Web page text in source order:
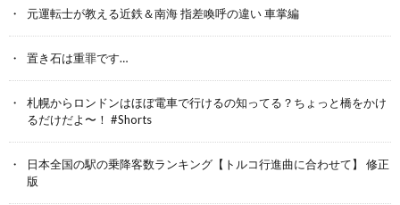
元運転士が教える近鉄＆南海 指差喚呼の違い 車掌編
置き石は重罪です…
札幌からロンドンはほぼ電車で行けるの知ってる？ちょっと橋をかけ
るだけだよ〜！ #Shorts
日本全国の駅の乗降客数ランキング【トルコ行進曲に合わせて】 修正
版